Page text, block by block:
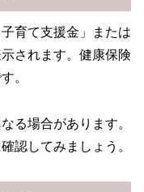
育て支援金」または
されます。健康保険
。
る場合があります。
認してみましょう。